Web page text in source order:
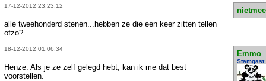
17-12-2012 23:23:12
alle tweehonderd stenen...hebben ze die een keer zitten tellen
ofzo?
18-12-2012 01:06:34
Emmo
Stamgast
Henze: Als je ze zelf gelegd hebt, kan ik me dat best
voorstellen.